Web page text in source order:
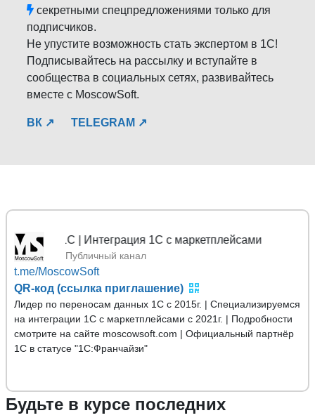
секретными спецпредложениями только для
подписчиков.
Не упустите возможность стать экспертом в 1С!
Подписывайтесь на рассылку и вступайте в
сообщества в социальных сетях, развивайтесь
вместе с MoscowSoft.
ВК ↗ TELEGRAM ↗
| Интеграция 1С с маркетплейсами
Публичный канал
t.me/MoscowSoft
QR-код (ссылка приглашение)
Лидер по переносам данных 1С с 2015г. | Специализируемся
на интеграции 1С с маркетплейсами с 2021г. | Подробности
смотрите на сайте moscowsoft.com | Официальный партнёр
1С в статусе "1С:Франчайзи"
Будьте в курсе последних